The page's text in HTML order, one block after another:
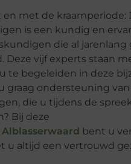
met de kraamperiode:
is een kundig en
die al jarenlang
Deze vijf experts staan
te begeleiden in deze
graag ondersteuning van
die u tijdens de
Bij deze
bent u
u altijd een vertrouwd